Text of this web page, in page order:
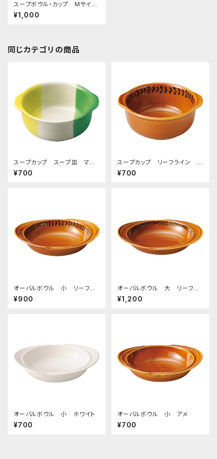
スープボウル・カップ Mサイ
ズ 手付 レリーフ アメ
¥1,000
同じカテゴリの商品
スープカップ スープ皿 マハ
ラジャ
¥700
スープカップ リーフライン ア
メ
¥700
オーバルボウル 小 リーフラ
イン アメ
¥900
オーバルボウル 大 リーフラ
イン アメ
¥1,200
オーバルボウル 小 ホワイト
¥700
オーバルボウル 小 アメ
¥700